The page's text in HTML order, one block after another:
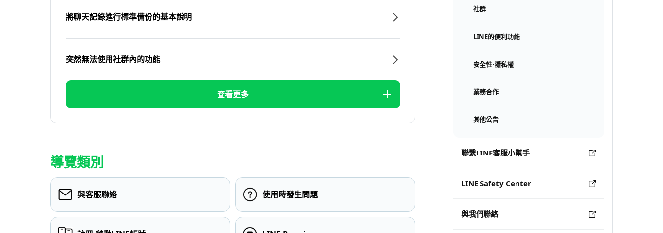
社群
LINE的便利功能
安全性⋅隱私權
業務合作
其他公告
聯繫LINE客服小幫手
LINE Safety Center
與我們聯絡
將聊天記錄進行標準備份的基本說明
突然無法使用社群內的功能
查看更多
導覽類別
與客服聯絡 使用時發生問題